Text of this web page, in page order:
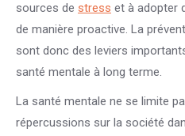
sources de stress et à adopter
de manière proactive. La
sont donc des leviers
santé mentale à long terme.
La santé mentale ne se limite
répercussions sur la société